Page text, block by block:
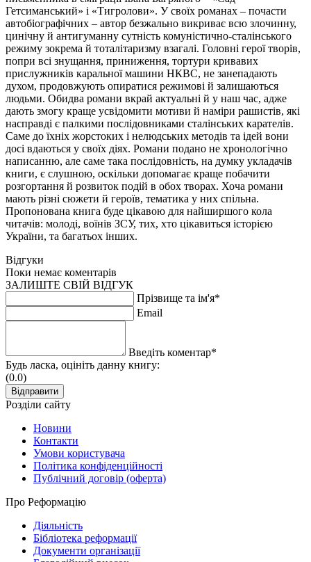
Гетсиманський» і «Тигролови». У своїх романах – почасти
автобіографічних – автор безжально викриває всю злочинну,
цинічну й антигуманну сутність комуністично-сталінського
режиму зокрема й тоталітаризму взагалі. Головні герої творів,
попри всі знущання, приниження, тортури кривавих
прислужників каральної машини НКВС, не занепадають
духом, продовжують опиратися режимові й залишаються
людьми. Обидва романи вкрай актуальні й у наш час, адже
дають змогу краще усвідомити мотиви й наміри рашистів, які
насправді є палкими послідовниками сталінських карателів.
Саме до їхніх жорстоких і нелюдських методів та ідей вони
досі вдаються у своїх діях. Романи подано не хронологічно
написанню, але саме така послідовність, на думку укладачів
книги, є слушною, оскільки допомагає краще побачити
розгортання й розвиток подій в обох творах. Хоча романи
мають різні сюжети й героїв, тематика у них спільна.
Пропонована книга буде цікавою для найширшого кола
читачів: молоді, воїнів ЗСУ, тих, хто цікавиться історією
України, та багатьох інших.
Відгуки
Поки немає коментарів
ЗАЛИШТЕ СВІЙ ВІДГУК
Прізвище та ім'я*
Email
Введіть коментар*
Будь ласка, оцініть данну книгу:
(0.0)
Розділи сайту
Новини
Контакти
Умови користувача
Політика конфіденційності
Публічний договір (оферта)
Про Реформацію
Діяльність
Бібліотека реформації
Документи організації